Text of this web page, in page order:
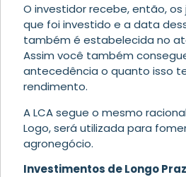
O investidor recebe, então, os
que foi investido e a data
também é estabelecida no
Assim você também
antecedência o quanto isso
rendimento.
A LCA segue o mesmo
Logo, será utilizada para
agronegócio.
Investimentos de Longo